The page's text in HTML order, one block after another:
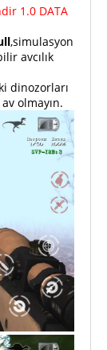
1.0 DATA
,simulasyon
avcılık
dinozorları
olmayın.